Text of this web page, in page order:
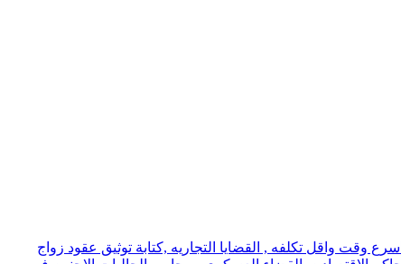
وقت واقل تكلفه , القضايا التجاريه ,كتابة توثيق عقود زواج